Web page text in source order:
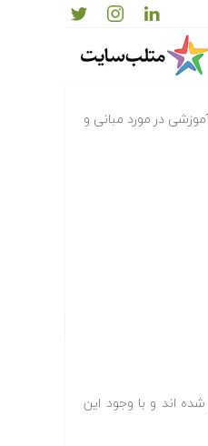
در مورد مبانی و
اند و با وجود این